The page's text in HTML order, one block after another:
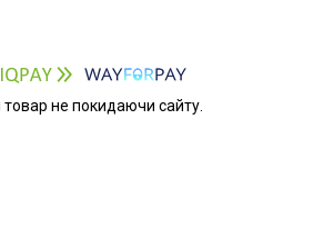
товар не покидаючи сайту.